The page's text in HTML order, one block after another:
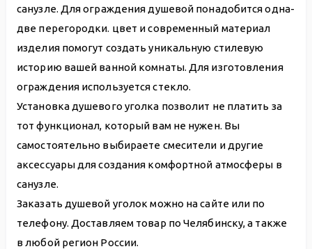
санузле. Для ограждения душевой понадобится одна-
две перегородки. цвет и современный материал
изделия помогут создать уникальную стилевую
историю вашей ванной комнаты. Для изготовления
ограждения используется стекло.
Установка душевого уголка позволит не платить за
тот функционал, который вам не нужен. Вы
самостоятельно выбираете смесители и другие
аксессуары для создания комфортной атмосферы в
санузле.
Заказать душевой уголок можно на сайте или по
телефону. Доставляем товар по Челябинску, а также
в любой регион России.